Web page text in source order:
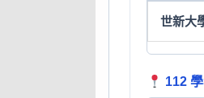
世新大
112